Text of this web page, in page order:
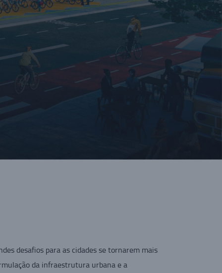
desafios para as cidades se tornarem mais
da infraestrutura urbana e a